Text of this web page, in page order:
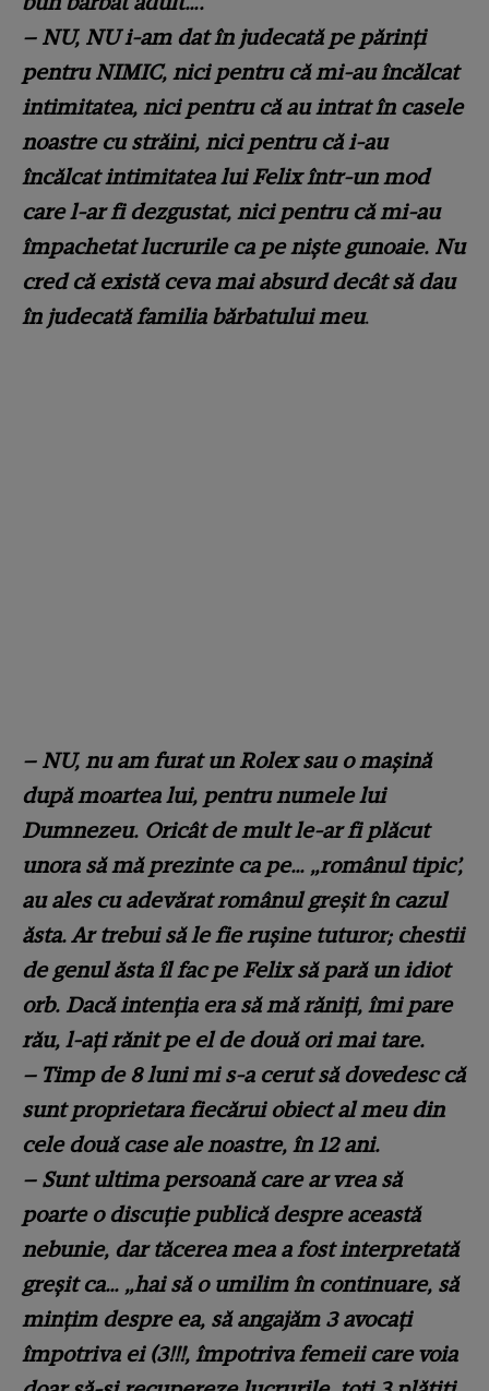
– NU, NU i-am dat în judecată pe părinți
pentru NIMIC, nici pentru că mi-au încălcat
intimitatea, nici pentru că au intrat în casele
noastre cu străini, nici pentru că i-au
încălcat intimitatea lui Felix într-un mod
care l-ar fi dezgustat, nici pentru că mi-au
împachetat lucrurile ca pe niște gunoaie. Nu
cred că există ceva mai absurd decât să dau
în judecată familia bărbatului meu.
– NU, nu am furat un Rolex sau o mașină
după moartea lui, pentru numele lui
Dumnezeu. Oricât de mult le-ar fi plăcut
unora să mă prezinte ca pe… „românul tipic’,
au ales cu adevărat românul greșit în cazul
ăsta. Ar trebui să le fie rușine tuturor; chestii
de genul ăsta îl fac pe Felix să pară un idiot
orb. Dacă intenția era să mă răniți, îmi pare
rău, l-ați rănit pe el de două ori mai tare.
– Timp de 8 luni mi s-a cerut să dovedesc că
sunt proprietara fiecărui obiect al meu din
cele două case ale noastre, în 12 ani.
– Sunt ultima persoană care ar vrea să
poarte o discuție publică despre această
nebunie, dar tăcerea mea a fost interpretată
greșit ca… „hai să o umilim în continuare, să
mințim despre ea, să angajăm 3 avocați
împotriva ei (3!!!, împotriva femeii care voia